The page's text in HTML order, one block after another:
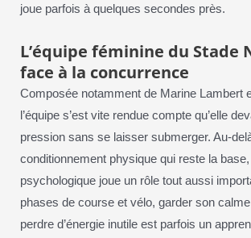
joue parfois à quelques secondes près.
L’équipe féminine du Stade
face à la concurrence
Composée notamment de Marine Lambert
l’équipe s’est vite rendue compte qu’elle
pression sans se laisser submerger. Au-
conditionnement physique qui reste la
psychologique joue un rôle tout aussi
phases de course et vélo, garder son
perdre d’énergie inutile est parfois un